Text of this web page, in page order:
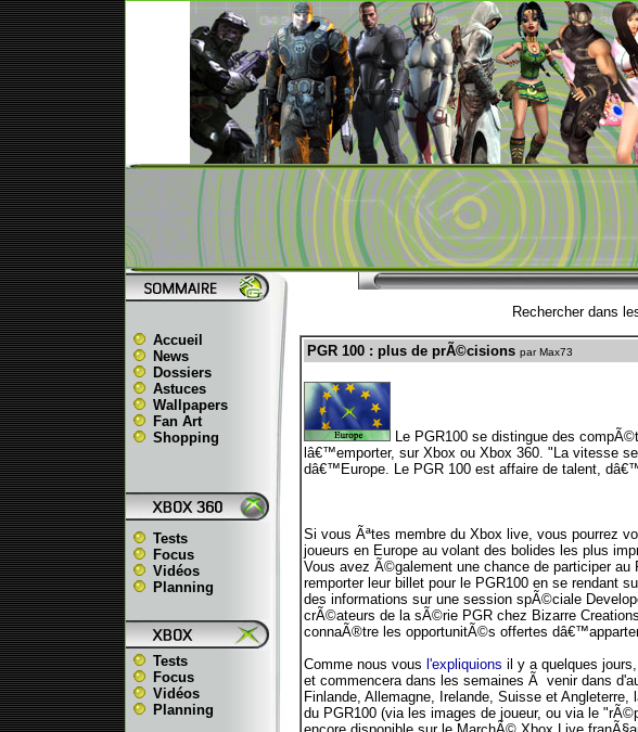
Accueil
News
Dossiers
Astuces
Wallpapers
Fan Art
Shopping
Tests
Focus
Vidéos
Planning
Tests
Focus
Vidéos
Planning
Rechercher dans
PGR 100 : plus de prÃ©cisions par Max73
Le PGR100 se distingue des
lâ€™emporter, sur Xbox ou Xbox 360. "La vitesse
dâ€™Europe. Le PGR 100 est affaire de talent,
Si vous Ãªtes membre du Xbox live, vous pourrez
joueurs en Europe au volant des bolides les plus
Vous avez Ã©galement une chance de participer
remporter leur billet pour le PGR100 en se rendant
des informations sur une session spÃ©ciale
crÃ©ateurs de la sÃ©rie PGR chez Bizarre
connaÃ®tre les opportunitÃ©s offertes
Comme nous vous l'expliquions il y a quelques
et commencera dans les semaines Ã venir dans
Finlande, Allemagne, Irelande, Suisse et
du PGR100 (via les images de joueur, ou via le